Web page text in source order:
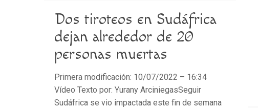
Dos tiroteos en Sudáfrica
dejan alrededor de 20
personas muertas
Primera modificación: 10/07/2022 – 16:34
Vídeo Texto por: Yurany ArciniegasSeguir
Sudáfrica se vio impactada este fin de semana